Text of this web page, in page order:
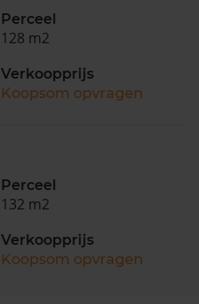
Perceel
128 m2
Verkoopprijs
Koopsom opvragen
Perceel
132 m2
Verkoopprijs
Koopsom opvragen